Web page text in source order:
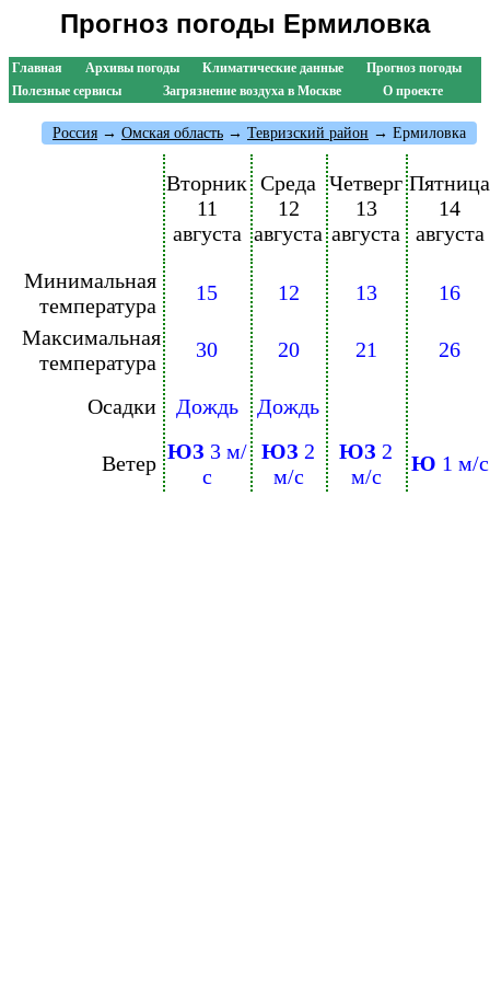
Прогноз погоды Ермиловка
Главная Архивы погоды Климатические данные
Прогноз погоды
Полезные сервисы
Загрязнение воздуха в Москве О проекте
Россия → Омская область → Тевризский район → Ермиловка
Вторник
11
августа
Среда
12
августа
Четверг
13
августа
Пятница
14
августа
Минимальная
температура
15 12 13
16
Максимальная
температура
30 20 21 26
Осадки Дождь Дождь
Ветер ЮЗ 3 м/
с
ЮЗ 2
м/с
ЮЗ 2
м/с
Ю 1 м/с